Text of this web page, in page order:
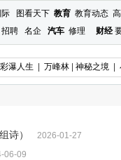
际 图看天下 教育 教育动态
招聘 名企 汽车 修理 财经
彩瀑人生 万峰林 神秘之境
诗）
2026-01-27
06-09